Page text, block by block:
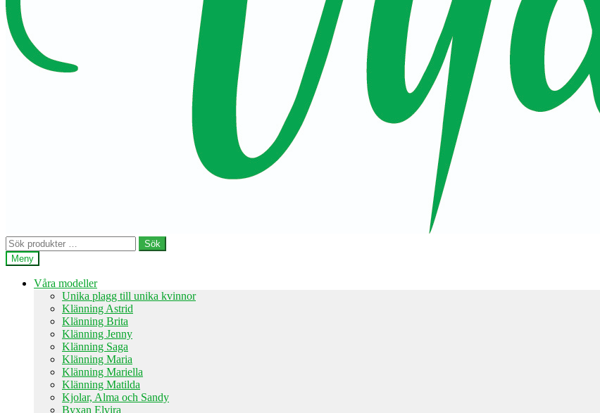
Sök
efter:
Sök
Meny
Våra modeller
Unika plagg till unika kvinnor
Klänning Astrid
Klänning Brita
Klänning Jenny
Klänning Saga
Klänning Maria
Klänning Mariella
Klänning Matilda
Kjolar, Alma och Sandy
Byxan Elvira